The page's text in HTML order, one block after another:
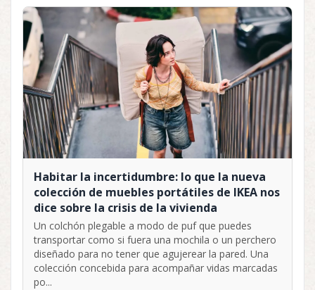
Habitar la incertidumbre: lo que la nueva
colección de muebles portátiles de IKEA nos
dice sobre la crisis de la vivienda
Un colchón plegable a modo de puf que puedes
transportar como si fuera una mochila o un perchero
diseñado para no tener que agujerear la pared. Una
colección concebida para acompañar vidas marcadas
po...